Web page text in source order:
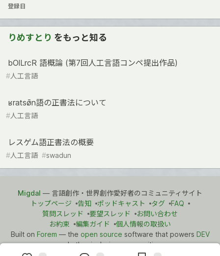
登録日
りめすとり をもっと知る
bOlLrcR 語概論 (第7回人工言語コンペ提出作品)
#人工言語
ʁratsø̄n語の正書法について
#人工言語
レスゲム語正書法の概要
#人工言語 #swadun
Migdal — 言語創作・世界創作愛好者のコミュニティサイト
トップページ
告知 ポッドキャスト タグ
FAQ
質問スレッド
要望スレッド
お問い合わせ
お約束
編集ガイド
個人情報の取扱い
Built on Forem — the open source software that powers DEV
and other inclusive communities.